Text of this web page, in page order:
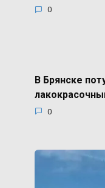
0
В Брянске
0